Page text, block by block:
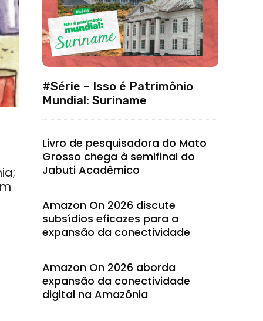
#Série – Isso é Patrimônio
Mundial: Suriname
Livro de pesquisadora do Mato
Grosso chega à semifinal do
Jabuti Acadêmico
Amazon On 2026 discute
subsídios eficazes para a
expansão da conectividade
Amazon On 2026 aborda
expansão da conectividade
digital na Amazônia